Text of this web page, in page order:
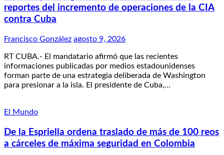
reportes del incremento de operaciones de la CIA
contra Cuba
Francisco González agosto 9, 2026
RT CUBA.- El mandatario afirmó que las recientes
informaciones publicadas por medios estadounidenses
forman parte de una estrategia deliberada de Washington
para presionar a la isla. El presidente de Cuba,…
El Mundo
De la Espriella ordena traslado de más de 100 reos
a cárceles de máxima seguridad en Colombia